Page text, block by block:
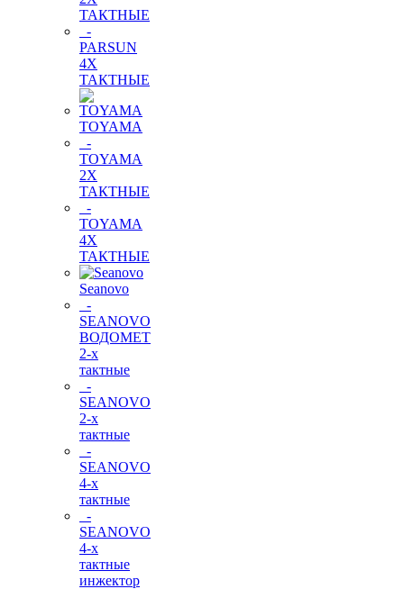
ТАКТНЫЕ
-
PARSUN
4Х
ТАКТНЫЕ
TOYAMA
-
TOYAMA
2Х
ТАКТНЫЕ
-
TOYAMA
4Х
ТАКТНЫЕ
Seanovo
-
SEANOVO
ВОДОМЕТ
2-х
тактные
-
SEANOVO
2-х
тактные
-
SEANOVO
4-х
тактные
-
SEANOVO
4-х
тактные
инжектор